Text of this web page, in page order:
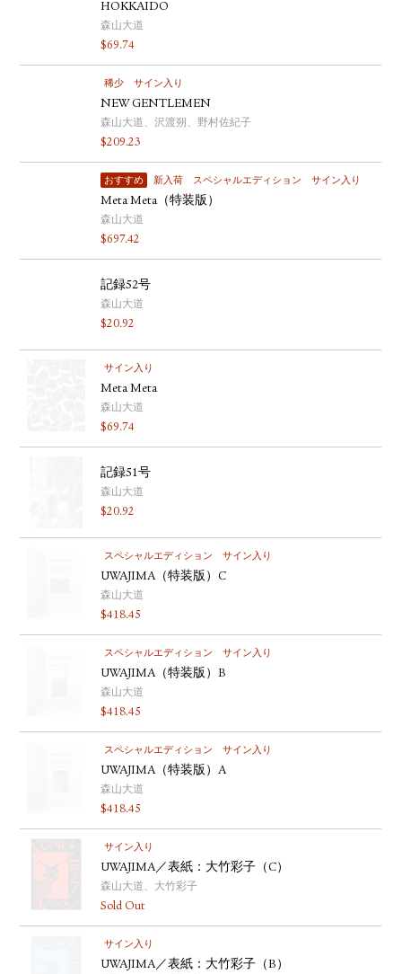
HOKKAIDO
森山大道
$69.74
稀少 サイン入り
NEW GENTLEMEN
森山大道、沢渡朔、野村佐紀子
$209.23
おすすめ 新入荷 スペシャルエディション サイン入り
Meta Meta（特装版）
森山大道
$697.42
記録52号
森山大道
$20.92
サイン入り
Meta Meta
森山大道
$69.74
記録51号
森山大道
$20.92
スペシャルエディション サイン入り
UWAJIMA（特装版）C
森山大道
$418.45
スペシャルエディション サイン入り
UWAJIMA（特装版）B
森山大道
$418.45
スペシャルエディション サイン入り
UWAJIMA（特装版）A
森山大道
$418.45
サイン入り
UWAJIMA／表紙：大竹彩子（C）
森山大道、大竹彩子
Sold Out
サイン入り
UWAJIMA／表紙：大竹彩子（B）